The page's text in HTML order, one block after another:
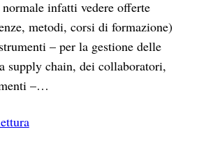
infatti vedere offerte
metodi, corsi di formazione)
– per la gestione delle
supply chain, dei collaboratori,
–…